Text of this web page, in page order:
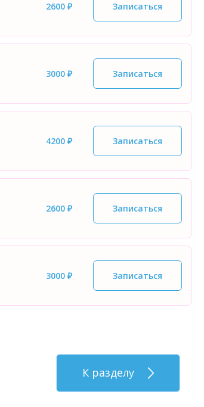
2600 ₽ Записаться
3000 ₽ Записаться
4200 ₽ Записаться
2600 ₽ Записаться
3000 ₽ Записаться
К разделу